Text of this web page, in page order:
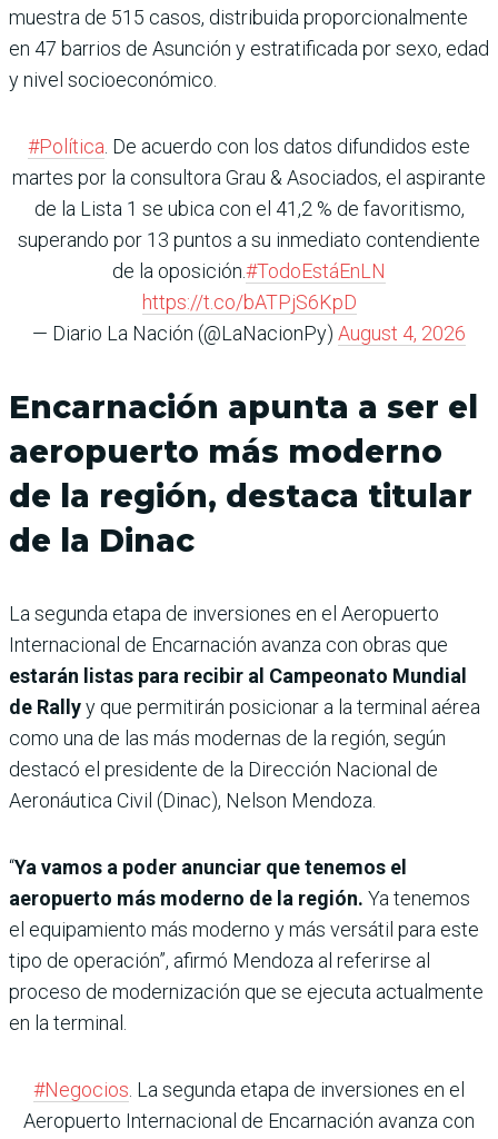
muestra de 515 casos, distribuida proporcionalmente
en 47 barrios de Asunción y estratificada por sexo, edad
y nivel socioeconómico.
#Política . De acuerdo con los datos difundidos este
martes por la consultora Grau & Asociados, el aspirante
de la Lista 1 se ubica con el 41,2 % de favoritismo,
superando por 13 puntos a su inmediato contendiente
de la oposición.#TodoEstáEnLN
https://t.co/bATPjS6KpD
— Diario La Nación (@LaNacionPy) August 4, 2026
Encarnación apunta a ser el
aeropuerto más moderno
de la región, destaca titular
de la Dinac
La segunda etapa de inversiones en el Aeropuerto
Internacional de Encarnación avanza con obras que
estarán listas para recibir al Campeonato Mundial
de Rallyy que permitirán posicionar a la terminal aérea
como una de las más modernas de la región, según
destacó el presidente de la Dirección Nacional de
Aeronáutica Civil (Dinac), Nelson Mendoza.
“Ya vamos a poder anunciar que tenemos el
aeropuerto más moderno de la región. Ya tenemos
el equipamiento más moderno y más versátil para este
tipo de operación”, afirmó Mendoza al referirse al
proceso de modernización que se ejecuta actualmente
en la terminal.
#Negocios . La segunda etapa de inversiones en el
Aeropuerto Internacional de Encarnación avanza con